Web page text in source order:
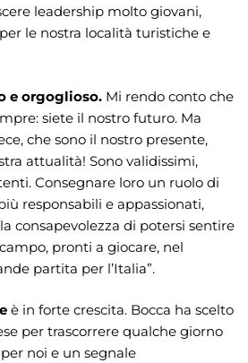
leadership molto giovani,
le nostra località turistiche e
e orgoglioso. Mi rendo conto che
siete il nostro futuro. Ma
che sono il nostro presente,
attualità! Sono validissimi,
Consegnare loro un ruolo di
responsabili e appassionati,
consapevolezza di potersi sentire
pronti a giocare, nel
partita per l’Italia”.
è in forte crescita. Bocca ha scelto
per trascorrere qualche giorno
noi e un segnale